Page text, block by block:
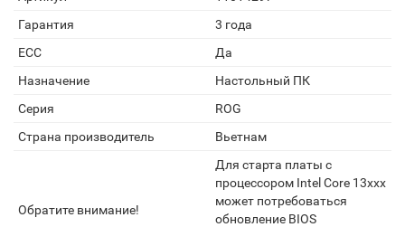
Гарантия
3 года
ECC
Да
Назначение
Настольный ПК
Серия
ROG
Страна производитель
Вьетнам
Обратите внимание!
Для старта платы с
процессором Intel Core 13xxx
может потребоваться
обновление BIOS